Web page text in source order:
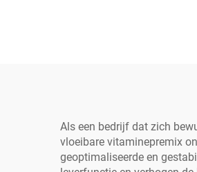
Als een bedrijf dat zich
vloeibare vitaminepremix
geoptimaliseerde en